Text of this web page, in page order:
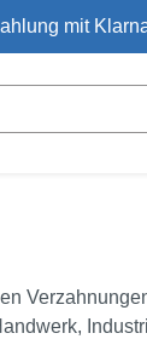
mit